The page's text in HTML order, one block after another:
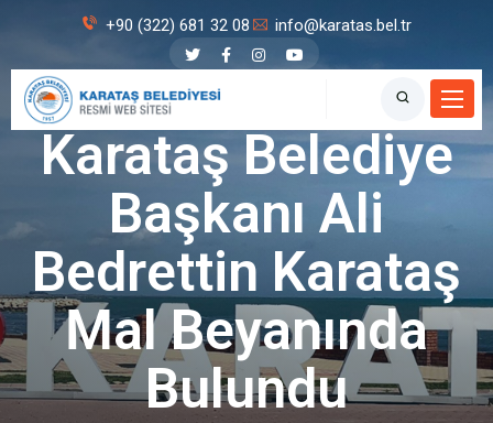
+90 (322) 681 32 08 info@karatas.bel.tr
Karataş Belediyesi
Karataş Belediye
Başkanı Ali
Bedrettin Karataş
Mal Beyanında
Bulundu